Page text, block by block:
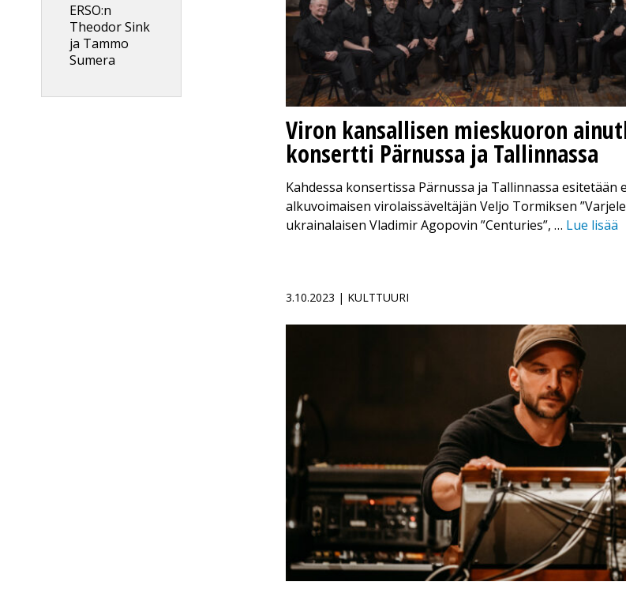
ERSO:n
Theodor Sink
ja Tammo
Sumera
Viron kansallisen mieskuoron
konsertti Pärnussa ja Tallinnassa
Kahdessa konsertissa Pärnussa ja Tallinnassa esitetään
alkuvoimaisen virolaissäveltäjän Veljo Tormiksen
ukrainalaisen Vladimir Agopovin ”Centuries”, … Lue lisää
3.10.2023 | KULTTUURI